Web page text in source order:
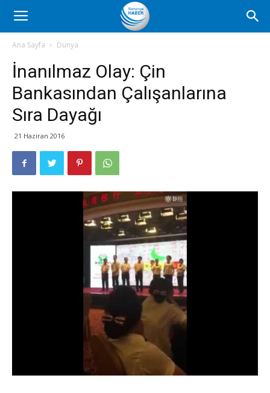
Romanya
Haber
Ana Sayfa Dünya
İnanılmaz Olay: Çin
Bankasından Çalışanlarına
Sıra Dayağı
21 Haziran 2016